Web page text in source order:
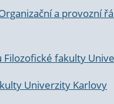
a provozní
fakulty
Univerzity Karlovy